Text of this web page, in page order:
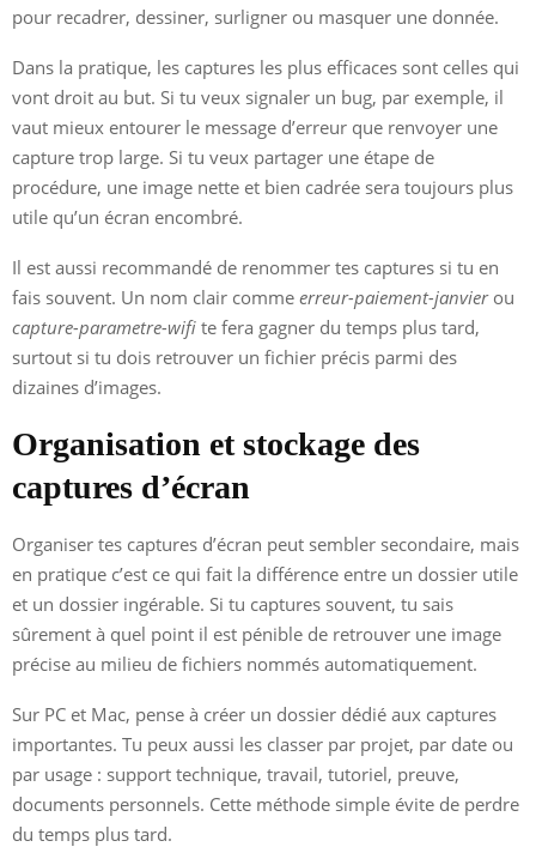
pour recadrer, dessiner, surligner ou masquer une donnée.
Dans la pratique, les captures les plus efficaces sont celles qui
vont droit au but. Si tu veux signaler un bug, par exemple, il
vaut mieux entourer le message d’erreur que renvoyer une
capture trop large. Si tu veux partager une étape de
procédure, une image nette et bien cadrée sera toujours plus
utile qu’un écran encombré.
Il est aussi recommandé de renommer tes captures si tu en
fais souvent. Un nom clair comme erreur-paiement-janvierou
capture-parametre-wifi te fera gagner du temps plus tard,
surtout si tu dois retrouver un fichier précis parmi des
dizaines d’images.
Organisation et stockage des
captures d’écran
Organiser tes captures d’écran peut sembler secondaire, mais
en pratique c’est ce qui fait la différence entre un dossier utile
et un dossier ingérable. Si tu captures souvent, tu sais
sûrement à quel point il est pénible de retrouver une image
précise au milieu de fichiers nommés automatiquement.
Sur PC et Mac, pense à créer un dossier dédié aux captures
importantes. Tu peux aussi les classer par projet, par date ou
par usage : support technique, travail, tutoriel, preuve,
documents personnels. Cette méthode simple évite de perdre
du temps plus tard.